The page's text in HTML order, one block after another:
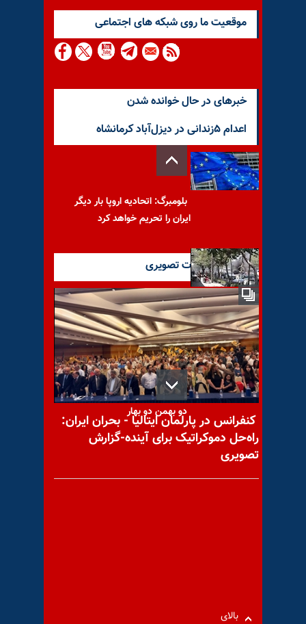
موقعيت ما روى شبكه هاى اجتماعى
خبرهای در حال خوانده شدن
اعدام ۵زندانی در دیزل‌آباد کرمانشاه
بلومبرگ: اتحادیه اروپا بار دیگر
ایران را تحریم خواهد کرد
ایندیپندنت: هزاران نفر برای
چهارمین روز پیاپی در ایران
تظاهرات می‌کنند
دو بهمن دو بهار
آخرین گزارشات تصویری
کنفرانس در پارلمان ایتالیا - بحران ایران:
راه‌حل دموکراتیک برای آینده-گزارش
تصویری
بالای